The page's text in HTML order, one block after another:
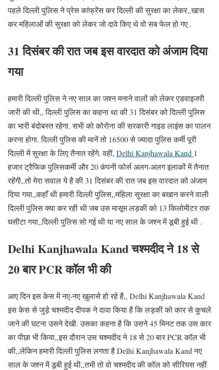
पहले दिल्ली पुलिस ने प्रेस कांफ्रेंस कर दिल्ली की सुरक्षा का लेकर,,खास
कर महिलाओं की सुरक्षा को लेकर जो दावे किए थे वो सब फेल हो गए .
31 दिसंबर की रात जब इस वारदात को अंजाम दिया
गया
हमारी दिल्ली पुलिस ने नए साल का जश्न मनाने वालों को लेकर एडवाइजरी
जारी की थी,, दिल्ली पुलिस का कहना था की 31 दिसंबर को दिल्ली पुलिस
का भारी बंदोबस्त रहेगा. सभी को कोरोना की सरकारी गाइड लाइंस का पालन
करना होगा. दिल्ली पुलिस की मानें तो 16500 से ज्यादा पुलिस कर्मी पूरी
दिल्ली में सुरक्षा के लिए तैनात रहेंगे. वहीं, Delhi Kanjhawala Kand 1
हजार ट्रैफिक पुलिसकर्मी और 20 कंपनी फोर्स अलग-अलग इलाकों में तैनात
रहेंगी,,तो मेरा सवाल ये है की 31 दिसंबर की रात जब इस वारदात को अंजाम
दिया गया,,कहाँ थी हमारी दिल्ली पुलिस,,महिला सुरक्षा का बखान करने वाली
दिल्ली पुलिस क्या कर रही थी जब उस मासूम लड़की को 13 किलोमीटर तक
घसीटा गया,,दिल्ली पुलिस सो गई थी या नए साल के जश्न में डूबी हुई थी .
Delhi Kanjhawala Kandचश्मदीद ने 18 से
20 बार PCR कॉल भी की
आए दिन इस केस में नए-नए खुलासे हो रहे है,, Delhi Kanjhawala Kand
इस केस से जुड़े चश्मदीद दीपक ने दावा किया है कि लड़की को कार से कुचले
जाने की घटना उसने देखी. उसका कहना है कि उसने 45 मिनट तक उस कार
का पीछा भी किया,,इस दौरान उस चश्मदीद ने 18 से 20 बार PCR कॉल भी
की,,लेकिन हमारी दिल्ली पुलिस लगता है Delhi Kanjhawala Kand नए
साल के जश्न में डूबी हुई थी,,तभी तो वो चश्मदीद की कॉल को सीरियस नहीं